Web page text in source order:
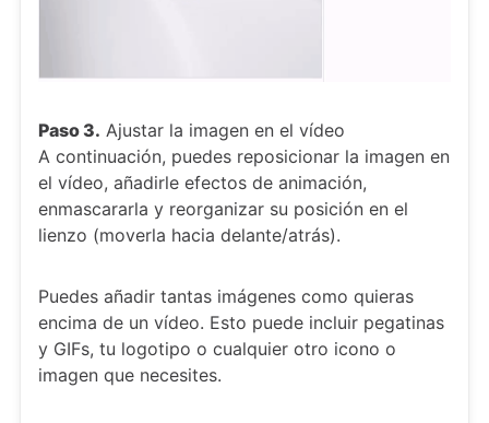
Paso 3. Ajustar la imagen en el vídeo
A continuación, puedes reposicionar la imagen en
el vídeo, añadirle efectos de animación,
enmascararla y reorganizar su posición en el
lienzo (moverla hacia delante/atrás).
Puedes añadir tantas imágenes como quieras
encima de un vídeo. Esto puede incluir pegatinas
y GIFs, tu logotipo o cualquier otro icono o
imagen que necesites.